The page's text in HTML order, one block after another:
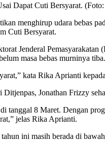
Dapat Cuti Bersyarat.
menghirup udara bebas
Cuti Bersyarat.
Jenderal
masa bebas murninya tiba.
kata Rika Aprianti kepada
Jonathan Frizzy
tanggal 8 Maret. Dengan
jelas Rika Aprianti.
ini masih berada di